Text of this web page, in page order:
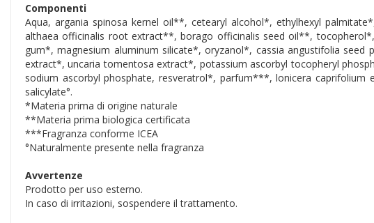
Componenti
Aqua, argania spinosa kernel oil**, cetearyl alcohol*, ethylhexyl
althaea officinalis root extract**, borago officinalis seed oil**,
gum*, magnesium aluminum silicate*, oryzanol*, cassia angustifolia
extract*, uncaria tomentosa extract*, potassium ascorbyl tocopheryl
sodium ascorbyl phosphate, resveratrol*, parfum***, lonicera
salicylate°.
*Materia prima di origine naturale
**Materia prima biologica certificata
***Fragranza conforme ICEA
°Naturalmente presente nella fragranza
Avvertenze
Prodotto per uso esterno.
In caso di irritazioni, sospendere il trattamento.